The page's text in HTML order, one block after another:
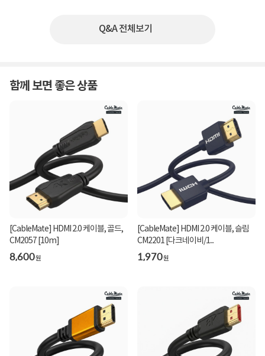
Q&A 전체보기
함께 보면 좋은 상품
[CableMate] HDMI 2.0 케이블, 골드,
CM2057 [10m]
8,600원
[CableMate] HDMI 2.0 케이블, 슬림
CM2201 [다크네이비/1...
1,970원